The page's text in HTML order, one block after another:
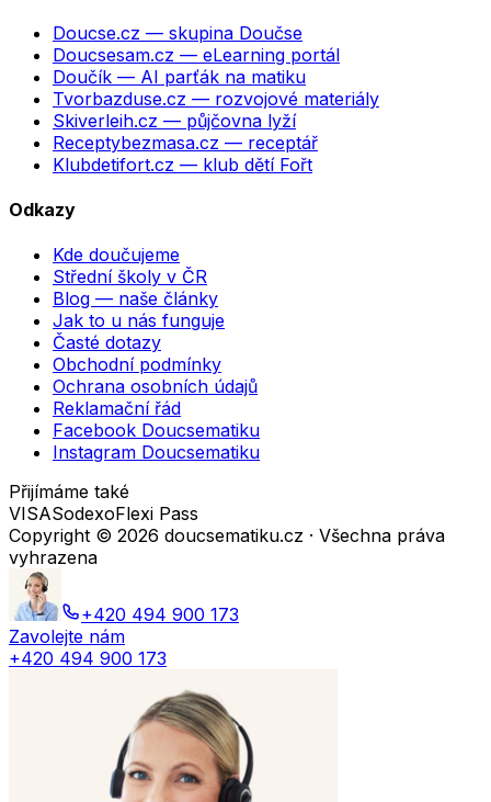
Doucse.cz — skupina Doučse
Doucsesam.cz — eLearning portál
Doučík — AI parťák na matiku
Tvorbazduse.cz — rozvojové materiály
Skiverleih.cz — půjčovna lyží
Receptybezmasa.cz — receptář
Klubdetifort.cz — klub dětí Fořt
Odkazy
Kde doučujeme
Střední školy v ČR
Blog — naše články
Jak to u nás funguje
Časté dotazy
Obchodní podmínky
Ochrana osobních údajů
Reklamační řád
Facebook Doucsematiku
Instagram Doucsematiku
Přijímáme také
VISASodexoFlexi Pass
Copyright © 2026 doucsematiku.cz · Všechna práva
vyhrazena
+420 494 900 173
Zavolejte nám
+420 494 900 173